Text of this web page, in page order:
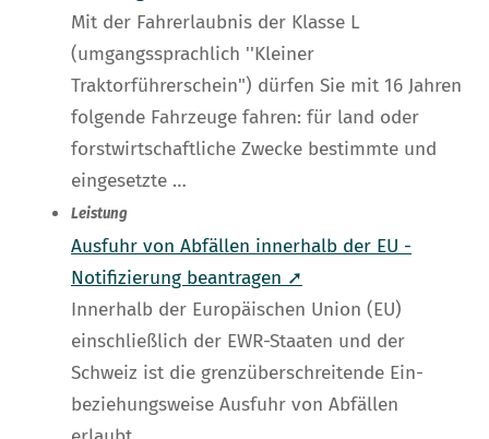
Mit der Fahrerlaubnis der Klasse L
(umgangssprachlich ''Kleiner
Traktorführerschein") dürfen Sie mit 16 Jahren
folgende Fahrzeuge fahren: für land oder
forstwirtschaftliche Zwecke bestimmte und
eingesetzte …
Leistung
Ausfuhr von Abfällen innerhalb der EU -
Notifizierung beantragen ➚
Innerhalb der Europäischen Union (EU)
einschließlich der EWR-Staaten und der
Schweiz ist die grenzüberschreitende Ein-
beziehungsweise Ausfuhr von Abfällen